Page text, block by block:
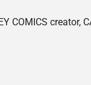
COMICS creator,